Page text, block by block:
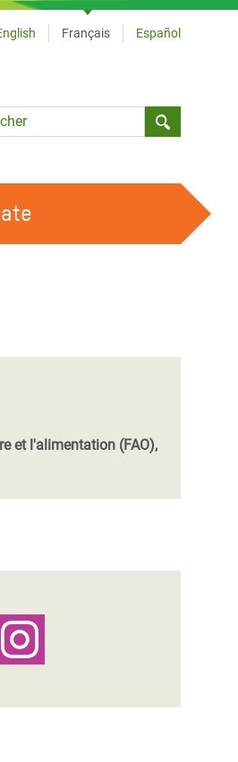
Language
Français Español
et l'alimentation (FAO),